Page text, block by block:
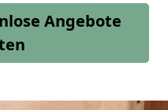
Angebote